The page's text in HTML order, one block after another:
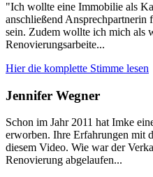
"Ich wollte eine Immobilie als
anschließend Ansprechpartnerin
sein. Zudem wollte ich mich als
Renovierungsarbeite...
Hier die komplette Stimme lesen
Jennifer Wegner
Schon im Jahr 2011 hat Imke
erworben. Ihre Erfahrungen mit
diesem Video. Wie war der
Renovierung abgelaufen...